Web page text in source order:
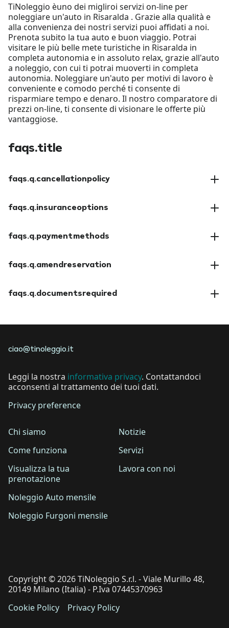
TiNoleggio èuno dei migliroi servizi on-line per
noleggiare un'auto in Risaralda . Grazie alla qualità e
alla convenienza dei nostri servizi puoi affidati a noi.
Prenota subito la tua auto e buon viaggio. Potrai
visitare le più belle mete turistiche in Risaralda in
completa autonomia e in assoluto relax, grazie all'auto
a noleggio, con cui ti potrai muoverti in completa
autonomia. Noleggiare un'auto per motivi di lavoro è
conveniente e comodo perché ti consente di
risparmiare tempo e denaro. Il nostro comparatore di
prezzi on-line, ti consente di visionare le offerte più
vantaggiose.
faqs.title
faqs.q.cancellationpolicy
faqs.q.insuranceoptions
faqs.q.paymentmethods
faqs.q.amendreservation
faqs.q.documentsrequired
ciao@tinoleggio.it
Leggi la nostra informativa privacy. Contattandoci
acconsenti al trattamento dei tuoi dati.
Privacy preference
Chi siamo
Come funziona
Visualizza la tua
prenotazione
Noleggio Auto mensile
Noleggio Furgoni mensile
Notizie
Servizi
Lavora con noi
Copyright © 2026 TiNoleggio S.r.l. - Viale Murillo 48,
20149 Milano (Italia) - P.Iva 07445370963
Cookie Policy
Privacy Policy